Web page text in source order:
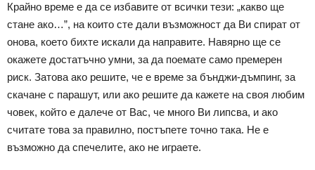
Крайно време е да се избавите от всички тези: „какво ще
стане ако…”, на които сте дали възможност да Ви спират от
онова, което бихте искали да направите. Навярно ще се
окажете достатъчно умни, за да поемате само премерен
риск. Затова ако решите, че е време за бънджи-дъмпинг, за
скачане с парашут, или ако решите да кажете на своя любим
човек, който е далече от Вас, че много Ви липсва, и ако
считате това за правилно, постъпете точно така. Не е
възможно да спечелите, ако не играете.